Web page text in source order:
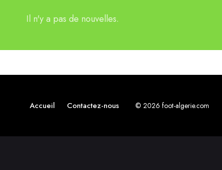
Il n'y a pas de nouvelles.
Accueil Contactez-nous © 2026 foot-algerie.com